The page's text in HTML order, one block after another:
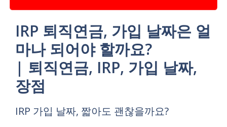
IRP 퇴직연금, 가입 날짜은 얼
마나 되어야 할까요?
| 퇴직연금, IRP, 가입 날짜,
장점
IRP 가입 날짜, 짧아도 괜찮을까요?